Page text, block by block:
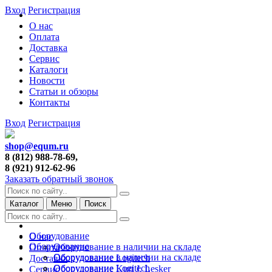
О нас
Оплата
Доставка
Сервис
Каталоги
Новости
Статьи и обзоры
Контакты
Вход Регистрация
Вход Регистрация
shop@equm.ru
8 (812) 988-78-69,
8 (921) 912-62-96
Заказать обратный звонок
Каталог Меню Поиск
О нас
Оплата
Доставка
Сервис
Оборудование
Оборудование в наличии на складе
Оборудование Logitech
Оборудование Kurt J. Lesker
Оборудование
Оборудование в наличии на складе
Оборудование Logitech